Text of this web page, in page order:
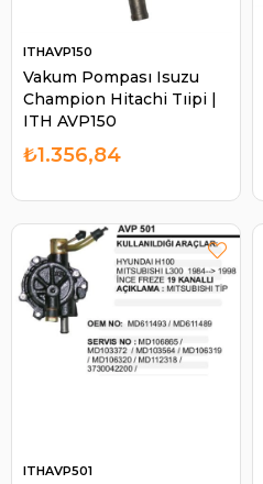
Vakum Pompası Isuzu
Champion Hitachi Tıipi |
ITH AVP150
ITHAVP150
₺1.356,84
ITHAVP501